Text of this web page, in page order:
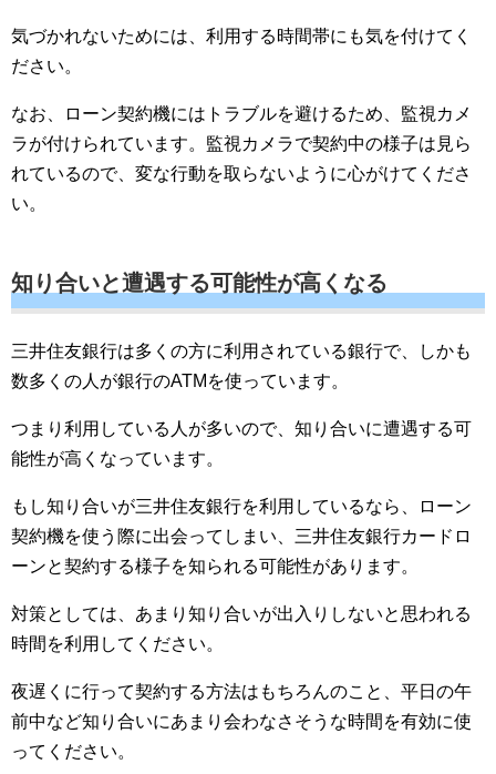
気づかれないためには、利用する時間帯にも気を付けてく
ださい。
なお、ローン契約機にはトラブルを避けるため、監視カメ
ラが付けられています。監視カメラで契約中の様子は見ら
れているので、変な行動を取らないように心がけてくださ
い。
知り合いと遭遇する可能性が高くなる
三井住友銀行は多くの方に利用されている銀行で、しかも
数多くの人が銀行のATMを使っています。
つまり利用している人が多いので、知り合いに遭遇する可
能性が高くなっています。
もし知り合いが三井住友銀行を利用しているなら、ローン
契約機を使う際に出会ってしまい、三井住友銀行カードロ
ーンと契約する様子を知られる可能性があります。
対策としては、あまり知り合いが出入りしないと思われる
時間を利用してください。
夜遅くに行って契約する方法はもちろんのこと、平日の午
前中など知り合いにあまり会わなさそうな時間を有効に使
ってください。